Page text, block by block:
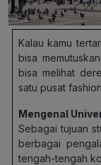
Kalau kamu
bisa
bisa melihat
satu pusat
Mengenal
Sebagai tujuan
berbagai
tengah-tengah